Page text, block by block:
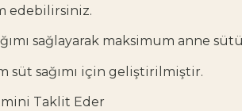
edebilirsiniz.
sağlayarak maksimum anne
süt sağımı için geliştirilmiştir.
Taklit Eder